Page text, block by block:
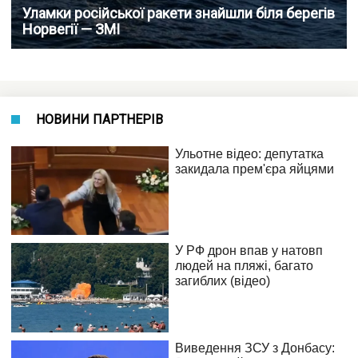
Уламки російської ракети знайшли біля берегів
Норвегії — ЗМІ
НОВИНИ ПАРТНЕРІВ